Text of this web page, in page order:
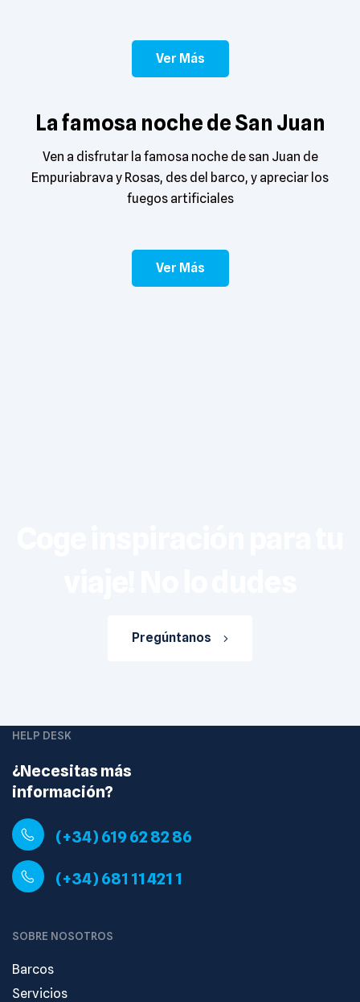
Ver Más
La famosa noche de San Juan
Ven a disfrutar la famosa noche de san Juan de
Empuriabrava y Rosas, des del barco, y apreciar los
fuegos artificiales
Ver Más
Pregúntanos
HELP DESK
¿Necesitas más
información?
(+34) 619 62 82 86
(+34) 681 11 421 1
SOBRE NOSOTROS
Barcos
Servicios